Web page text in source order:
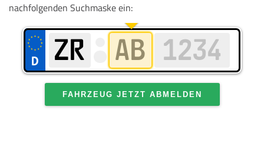
nachfolgenden Suchmaske ein:
FAHRZEUG JETZT ABMELDEN